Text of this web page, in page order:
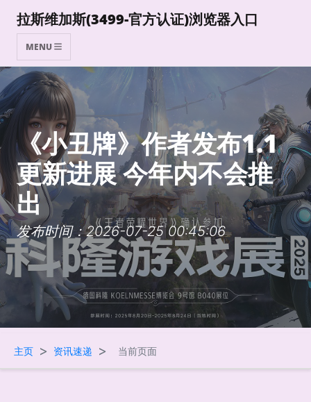
拉斯维加斯(3499-官方认证)浏览器入口
MENU
《小丑牌》作者发布1.1
更新进展 今年内不会推
出
发布时间：2026-07-25 00:45:06
主页 > 资讯速递 > 当前页面